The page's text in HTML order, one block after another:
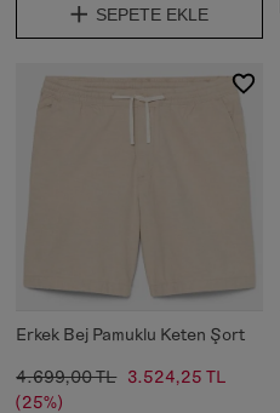
SEPETE EKLE
Erkek Bej Pamuklu Keten Şort
4.699,00 TL 3.524,25 TL
(25%)